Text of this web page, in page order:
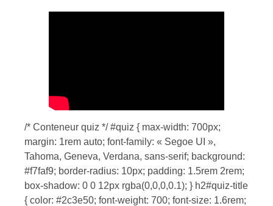
/* Conteneur quiz */ #quiz { max-width: 700px;
margin: 1rem auto; font-family: « Segoe UI »,
Tahoma, Geneva, Verdana, sans-serif; background:
#f7faf9; border-radius: 10px; padding: 1.5rem 2rem;
box-shadow: 0 0 12px rgba(0,0,0,0.1); } h2#quiz-title
{ color: #2c3e50; font-weight: 700; font-size: 1.6rem;